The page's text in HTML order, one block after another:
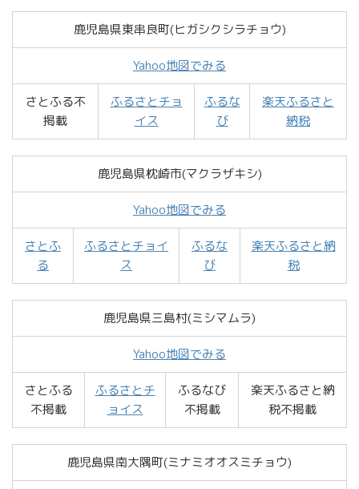
鹿児島県東串良町(ヒガシクシラチョウ)
Yahoo地図でみる
さとふる不
掲載
ふるさとチョ
イス
ふるな
び
楽天ふるさと
納税
鹿児島県枕崎市(マクラザキシ)
Yahoo地図でみる
さとふ
る
ふるさとチョイ
ス
ふるな
び
楽天ふるさと納
税
鹿児島県三島村(ミシマムラ)
Yahoo地図でみる
さとふる
不掲載
ふるさとチ
ョイス
ふるなび
不掲載
楽天ふるさと納
税不掲載
鹿児島県南大隅町(ミナミオオスミチョウ)